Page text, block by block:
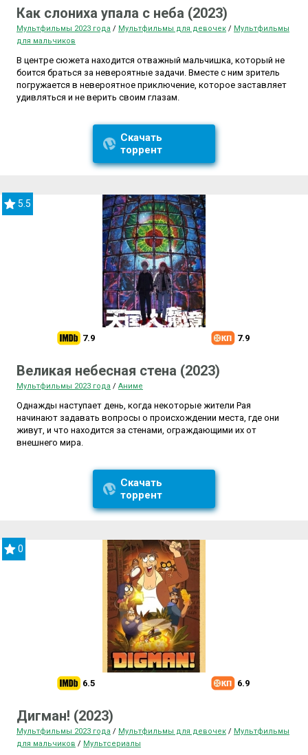
Как слониха упала с неба (2023)
Мультфильмы 2023 года / Мультфильмы для девочек / Мультфильмы
для мальчиков
В центре сюжета находится отважный мальчишка, который не
боится браться за невероятные задачи. Вместе с ним зритель
погружается в невероятное приключение, которое заставляет
удивляться и не верить своим глазам.
Скачать
торрент
5.5
7.9 7.9
Великая небесная стена (2023)
Мультфильмы 2023 года / Аниме
Однажды наступает день, когда некоторые жители Рая
начинают задавать вопросы о происхождении места, где они
живут, и что находится за стенами, ограждающими их от
внешнего мира.
Скачать
торрент
0
6.5 6.9
Дигман! (2023)
Мультфильмы 2023 года / Мультфильмы для девочек / Мультфильмы
для мальчиков / Мультсериалы